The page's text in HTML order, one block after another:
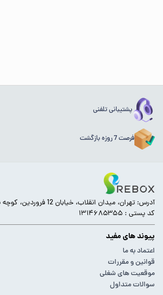
پشتیبانی تلفنی
فرصت 7 روزه بازگشت
آدرس: تهران، میدان انقلاب، خیابان 12 فروردین، کوچه نوروز پلاک 27 طبقه سوم.
کد پستی : ۱۳۱۴۶۸۵۳۵۵
پیوند های مفید
اعتماد به ما
قوانین و مقررات
موقعیت های شغلی
سوالات متداول